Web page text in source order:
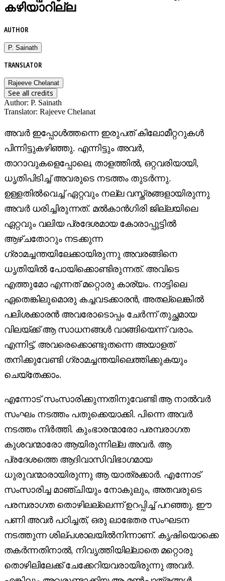
കഴിയാറില്ല
AUTHOR
P. Sainath
TRANSLATOR
Rajeeve Chelanat
See all credits
Author: P. Sainath
Translator: Rajeeve Chelanat
അവർ ഇപ്പോൾത്തന്നെ ഇരുപത് കിലോമീറ്ററുകൾ
പിന്നിട്ടുകഴിഞ്ഞു. എന്നിട്ടും അവർ,
താറാവുകളെപ്പോലെ, താളത്തിൽ, ഒറ്റവരിയായി,
ധൃതിപിടിച്ച് അവരുടെ നടത്തം തുടർന്നു.
ഉള്ളതിൽ‌വെച്ച് ഏറ്റവും നല്ല വസ്ത്രങ്ങളായിരുന്നു
അവർ ധരിച്ചിരുന്നത്. മല്‍കാന്‍ഗിരി ജില്ലയിലെ
ഏറ്റവും വലിയ പ്രദേശമായ കോരാപ്പുട്ടിൽ
ആഴ്ചതോറും നടക്കുന്ന
ഗ്രാമച്ചന്തയിലേക്കായിരുന്നു അവരങ്ങിനെ
ധൃതിയിൽ പോയിക്കൊണ്ടിരുന്നത്. അവിടെ
എത്തുമോ എന്നത് മറ്റൊരു കാര്യം. നാട്ടിലെ
ഏതെങ്കിലുമൊരു കച്ചവടക്കാരൻ, അതല്ലെങ്കിൽ
പലിശക്കാരൻ അവരോടൊപ്പം ചേർന്ന് തുച്ഛമായ
വിലയ്ക്ക് ആ സാധനങ്ങൾ വാങ്ങിയെന്ന് വരാം.
എന്നിട്ട്, അവരെക്കൊണ്ടുതന്നെ അയാളത്
തനിക്കുവേണ്ടി ഗ്രാമച്ചന്തയിലെത്തിക്കുകയും
ചെയ്തേക്കാം.
എന്നോട് സംസാരിക്കുന്നതിനുവേണ്ടി ആ നാൽ‌വർ
സംഘം നടത്തം പതുക്കെയാക്കി. പിന്നെ അവർ
നടത്തം നിർത്തി. കുംഭാരന്മാരോ പരമ്പരാഗത
കുശവന്മാരോ ആയിരുന്നില്ല അവർ. ആ
പ്രദേശത്തെ ആദിവാസിവിഭാഗമായ
ധുരുവന്മാരായിരുന്നു ആ യാത്രക്കാർ. എന്നോട്
സംസാരിച്ച മാഞ്ചിയും നോകുലും, അതവരുടെ
പരമ്പരാഗത തൊഴിലല്ലെന്ന് ഉറപ്പിച്ച് പറഞ്ഞു. ഈ
പണി അവർ പഠിച്ചത്, ഒരു ലാഭേതര സംഘടന
നടത്തുന്ന ശില്പശാലയിൽനിന്നാണ്. കൃഷിയൊക്കെ
തകർന്നതിനാൽ, നിവൃത്തിയില്ലാതെ മറ്റൊരു
തൊഴിലിലേക്ക് ചേക്കേറിയവരായിരുന്നു അവർ.